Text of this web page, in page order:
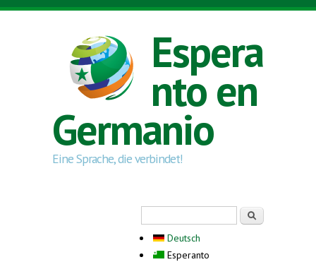
Skip to main content
Espera
nto en
Germanio
Eine Sprache, die verbindet!
Deutsch
Esperanto